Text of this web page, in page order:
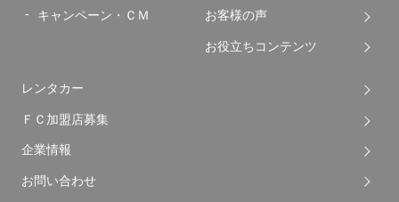
全周囲カメラ
キャンペーン・ＣＭ お客様の声
お役立ちコンテンツ
レンタカー
ＦＣ加盟店募集
企業情報
お問い合わせ